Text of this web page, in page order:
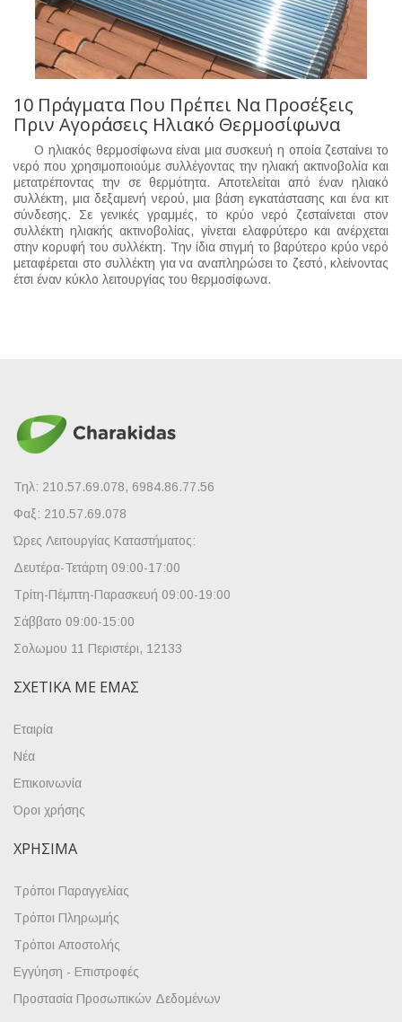
10 Πράγματα Που Πρέπει Να Προσέξεις
Πριν Αγοράσεις Ηλιακό Θερμοσίφωνα
Ο ηλιακός θερμοσίφωνα είναι μια συσκευή η οποία ζεσταίνει το
νερό που χρησιμοποιούμε συλλέγοντας την ηλιακή ακτινοβολία και
μετατρέποντας την σε θερμότητα. Αποτελείται από έναν ηλιακό
συλλέκτη, μια δεξαμενή νερού, μια βάση εγκατάστασης και ένα κιτ
σύνδεσης. Σε γενικές γραμμές, το κρύο νερό ζεσταίνεται στον
συλλέκτη ηλιακής ακτινοβολίας, γίνεται ελαφρύτερο και ανέρχεται
στην κορυφή του συλλέκτη. Την ίδια στιγμή το βαρύτερο κρύο νερό
μεταφέρεται στο συλλέκτη για να αναπληρώσει το ζεστό, κλείνοντας
έτσι έναν κύκλο λειτουργίας του θερμοσίφωνα.
Τηλ: 210.57.69.078, 6984.86.77.56
Φαξ: 210.57.69.078
Ώρες Λειτουργίας Καταστήματος:
Δευτέρα-Τετάρτη 09:00-17:00
Τρίτη-Πέμπτη-Παρασκευή 09:00-19:00
Σάββατο 09:00-15:00
Σολωμου 11 Περιστέρι, 12133
ΣΧΕΤΙΚΆ ΜΕ ΕΜΆΣ
Εταιρία
Νέα
Επικοινωνία
Όροι χρήσης
ΧΡΉΣΙΜΑ
Τρόποι Παραγγελίας
Τρόποι Πληρωμής
Τρόποι Αποστολής
Εγγύηση - Επιστροφές
Προστασία Προσωπικών Δεδομένων